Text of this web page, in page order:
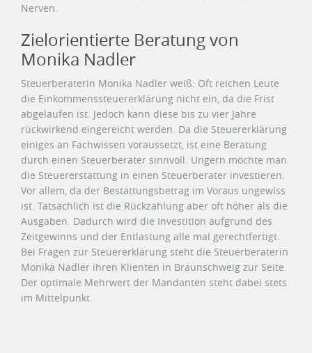
Nerven.
Zielorientierte Beratung von
Monika Nadler
Steuerberaterin Monika Nadler weiß: Oft reichen Leute
die Einkommenssteuererklärung nicht ein, da die Frist
abgelaufen ist. Jedoch kann diese bis zu vier Jahre
rückwirkend eingereicht werden. Da die Steuererklärung
einiges an Fachwissen voraussetzt, ist eine Beratung
durch einen Steuerberater sinnvoll. Ungern möchte man
die Steuererstattung in einen Steuerberater investieren.
Vor allem, da der Bestattungsbetrag im Voraus ungewiss
ist. Tatsächlich ist die Rückzahlung aber oft höher als die
Ausgaben. Dadurch wird die Investition aufgrund des
Zeitgewinns und der Entlastung alle mal gerechtfertigt.
Bei Fragen zur Steuererklärung steht die Steuerberaterin
Monika Nadler ihren Klienten in Braunschweig zur Seite.
Der optimale Mehrwert der Mandanten steht dabei stets
im Mittelpunkt.